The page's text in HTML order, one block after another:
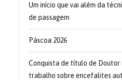
Um início que vai além da
de passagem
Páscoa 2026
Conquista de título de Doutor
trabalho sobre encefalites